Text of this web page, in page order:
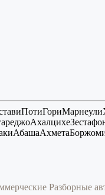
ПотиГориМарнеули
Ахалцихе
АбашаАхмета
Разборные